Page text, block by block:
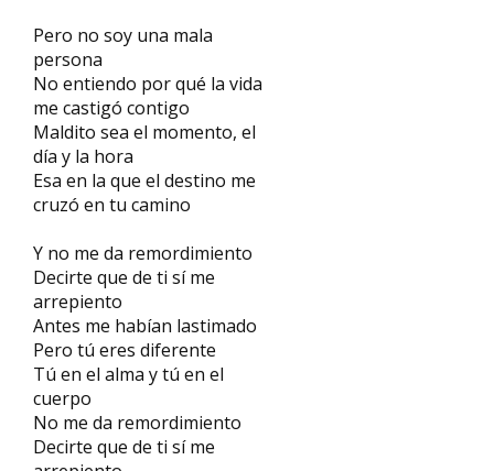
Pero no soy una mala
persona
No entiendo por qué la vida
me castigó contigo
Maldito sea el momento, el
día y la hora
Esa en la que el destino me
cruzó en tu camino
Y no me da remordimiento
Decirte que de ti sí me
arrepiento
Antes me habían lastimado
Pero tú eres diferente
Tú en el alma y tú en el
cuerpo
No me da remordimiento
Decirte que de ti sí me